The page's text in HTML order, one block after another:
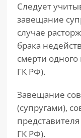
Следует
завещание
случае
брака
смерти одного
ГК РФ).
Завещание
(супругами),
ГК РФ).